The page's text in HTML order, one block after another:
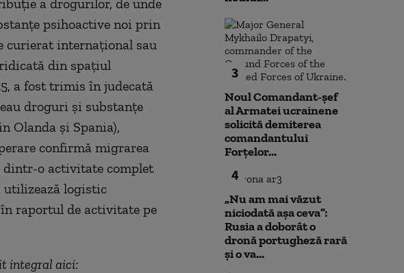
a drogurilor, de unde
psihoactive noi prin
curierat internaţional sau
din spaţiul
a fost trimis în judecată
droguri şi substanţe
Olanda şi Spania),
confirmă migrarea
o activitate complet
utilizează logistic
raportul de activitate pe
integral aici:
3
Noul Comandant-șef
al Armatei ucrainene
solicită demiterea
comandantului
Forțelor...
4
„Nu am mai văzut
niciodată așa ceva”:
Rusia a doborât o
dronă portugheză rară
și o va...